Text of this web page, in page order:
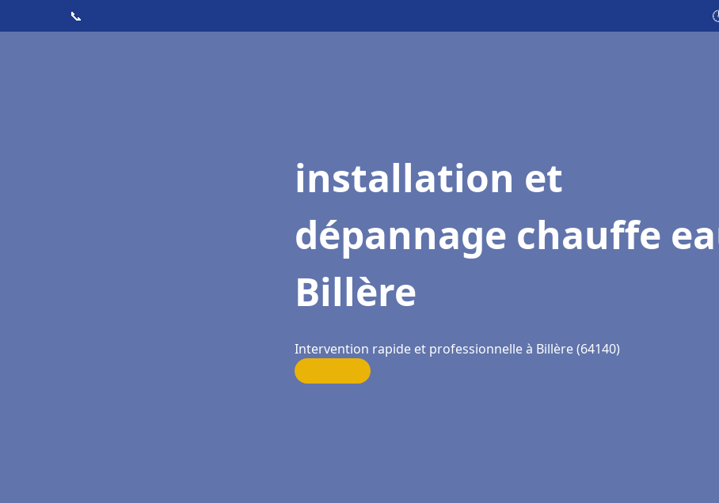
📞
installation et
dépannage chauffe
Billère
Intervention rapide et professionnelle à Billère (64140)